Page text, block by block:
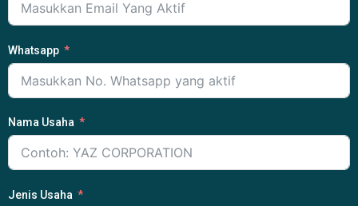
Whatsapp
Nama Usaha
Jenis Usaha